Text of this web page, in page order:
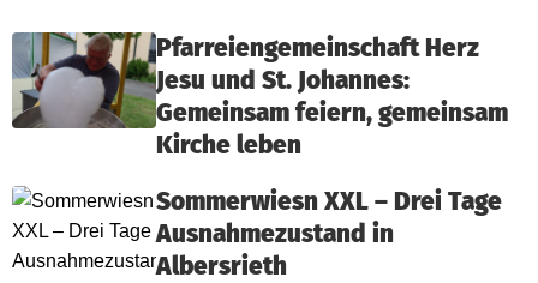
Pfarreiengemeinschaft Herz
Jesu und St. Johannes:
Gemeinsam feiern, gemeinsam
Kirche leben
Sommerwiesn XXL – Drei Tage
Ausnahmezustand in
Albersrieth